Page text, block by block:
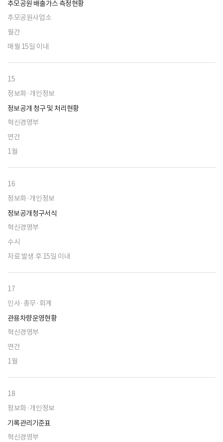
추모공원 배출가스 측정현황
추모공원사업소
월간
매월 15일 이내
15
정보화·개인정보
정보공개 청구 및 처리현황
혁신경영부
연간
1월
16
정보화·개인정보
정보공개청구서식
혁신경영부
수시
자료 발생 후 15일 이내
17
인사·총무·회계
관용차량운영현황
혁신경영부
연간
1월
18
정보화·개인정보
기록관리기준표
혁신경영부